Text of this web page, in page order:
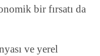
bir fırsatı da
ve yerel